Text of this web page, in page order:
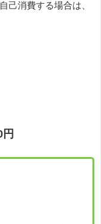
己消費する場合は、